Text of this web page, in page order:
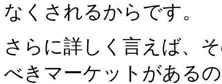
なくされるからです。
さらに詳しく言えば、
べきマーケットがある